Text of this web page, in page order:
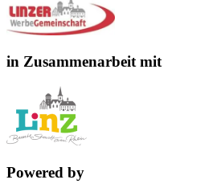
in Zusammenarbeit mit
Powered by